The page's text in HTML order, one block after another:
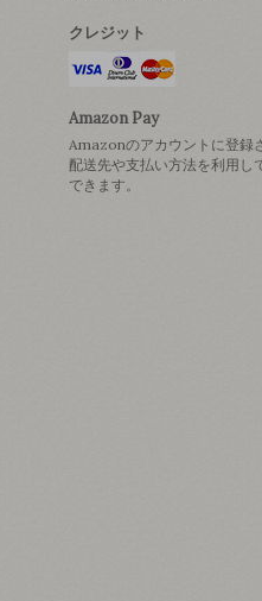
クレジット
Amazon Pay
Amazonのアカウントに登録
配送先や支払い方法を利用し
できます。